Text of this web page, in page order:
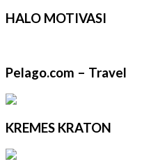
HALO MOTIVASI
Pelago.com – Travel
KREMES KRATON